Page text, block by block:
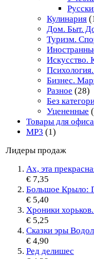
Кулинария
Дом. Быт.
Туризм.
Искусство.
Бизнес.
Разное (28)
Без
Уцененные
Товары для офиса
MP3 (1)
Лидеры продаж
Ах, эта
€ 7,35
Большое Крыло:
€ 5,40
Хроники
€ 5,25
Сказки эры
€ 4,90
Ред делишес